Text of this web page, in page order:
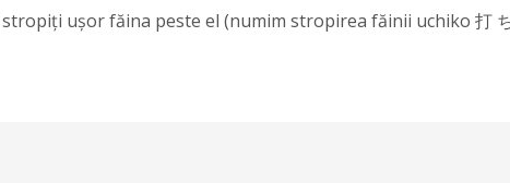
ușor făina peste el (numim stropirea făinii uchiko 打